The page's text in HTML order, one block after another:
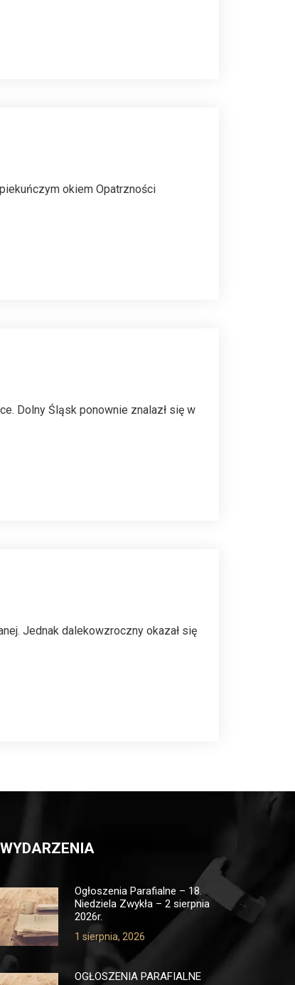
okiem Opatrzności
Dolny Śląsk ponownie znalazł się w
Jednak dalekowzroczny okazał się
WYDARZENIA
Ogłoszenia Parafialne – 18.
Niedziela Zwykła – 2 sierpnia
2026r.
1 sierpnia, 2026
OGŁOSZENIA PARAFIALNE